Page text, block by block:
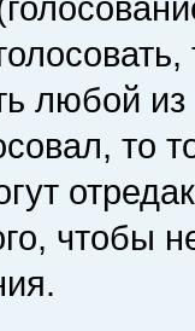
любой
то
чтобы